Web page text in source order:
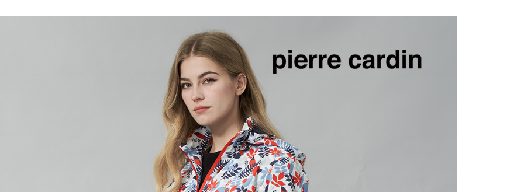
7-11取貨付款
每筆NT$60，滿NT$1,200(含以上)免運費
付款後7-11取貨
每筆NT$60，滿NT$1,200(含以上)免運費
宅配(本島)
每筆NT$80，滿NT$1,200(含以上)免運費
宅配(離島)
每筆NT$80，滿NT$1,200(含以上)免運費